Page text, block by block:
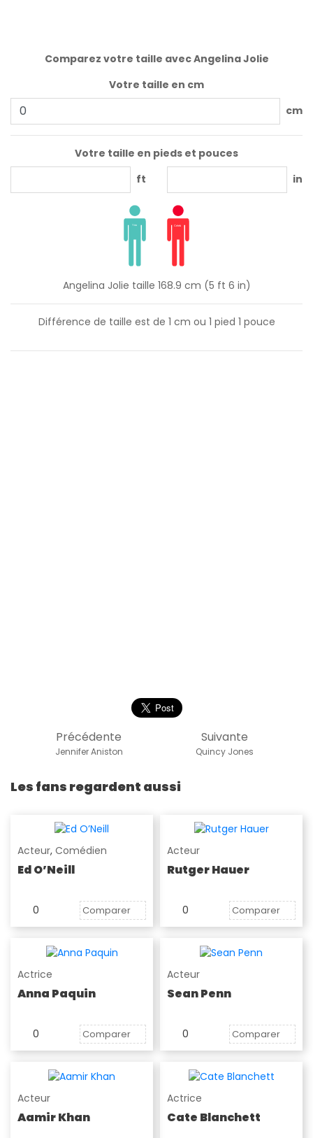
Comparez votre taille avec Angelina Jolie
Votre taille en cm
cm
Votre taille en pieds et pouces
ft
in
Angelina Jolie taille 168.9 cm (5 ft 6 in)
Différence de taille est de 1 cm ou 1 pied 1 pouce
Suivante
Quincy Jones
Précédente
Jennifer Aniston
Les fans regardent aussi
Acteur, Comédien
Ed O’Neill
0 Comparer
Acteur
Rutger Hauer
0 Comparer
Actrice
Anna Paquin
0 Comparer
Acteur
Sean Penn
0 Comparer
Acteur
Aamir Khan
Actrice
Cate Blanchett